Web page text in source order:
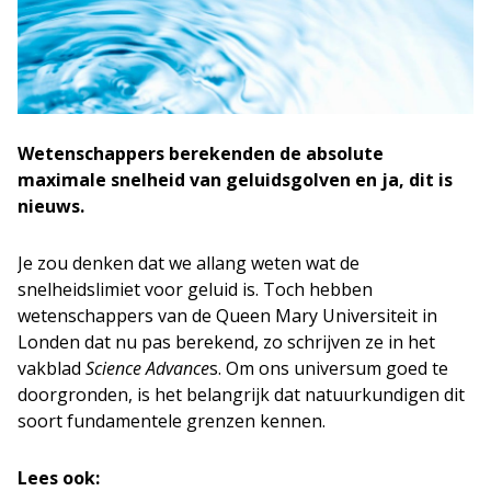
Wetenschappers berekenden de absolute
maximale snelheid van geluidsgolven en ja, dit is
nieuws.
Je zou denken dat we allang weten wat de
snelheidslimiet voor geluid is. Toch hebben
wetenschappers van de Queen Mary Universiteit in
Londen dat nu pas berekend, zo schrijven ze in het
vakblad Science Advances. Om ons universum goed te
doorgronden, is het belangrijk dat natuurkundigen dit
soort fundamentele grenzen kennen.
Lees ook: